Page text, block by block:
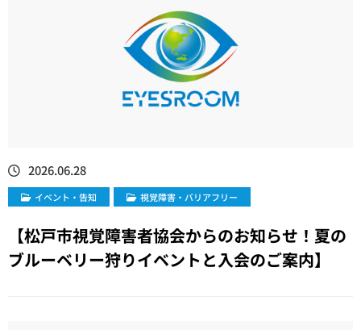
2026.06.28
イベント・告知 視覚障害・バリアフリー
【松戸市視覚障害者協会からのお知らせ！夏の
ブルーベリー狩りイベントと入会のご案内】